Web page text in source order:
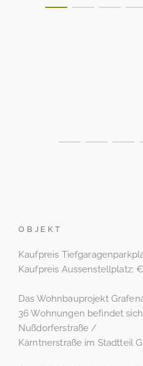
OBJEKT
Kaufpreis
Kaufpreis Aussenstellplatz:
Das Wohnbauprojekt
36 Wohnungen befindet
Nußdorferstraße /
Kärntnerstraße im Stadtteil